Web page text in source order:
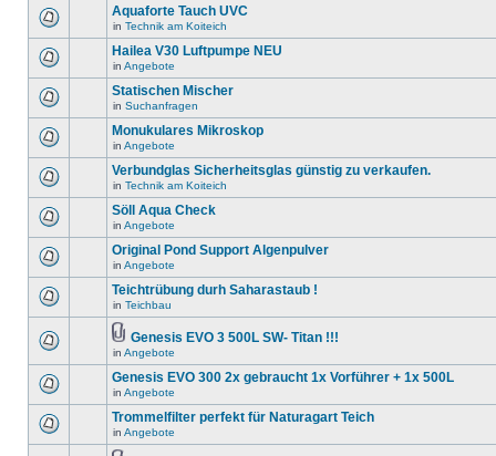
Aquaforte Tauch UVC
in Technik am Koiteich
Hailea V30 Luftpumpe NEU
in Angebote
Statischen Mischer
in Suchanfragen
Monukulares Mikroskop
in Angebote
Verbundglas Sicherheitsglas günstig zu verkaufen.
in Technik am Koiteich
Söll Aqua Check
in Angebote
Original Pond Support Algenpulver
in Angebote
Teichtrübung durh Saharastaub !
in Teichbau
Genesis EVO 3 500L SW- Titan !!!
in Angebote
Genesis EVO 300 2x gebraucht 1x Vorführer + 1x 500L
in Angebote
Trommelfilter perfekt für Naturagart Teich
in Angebote